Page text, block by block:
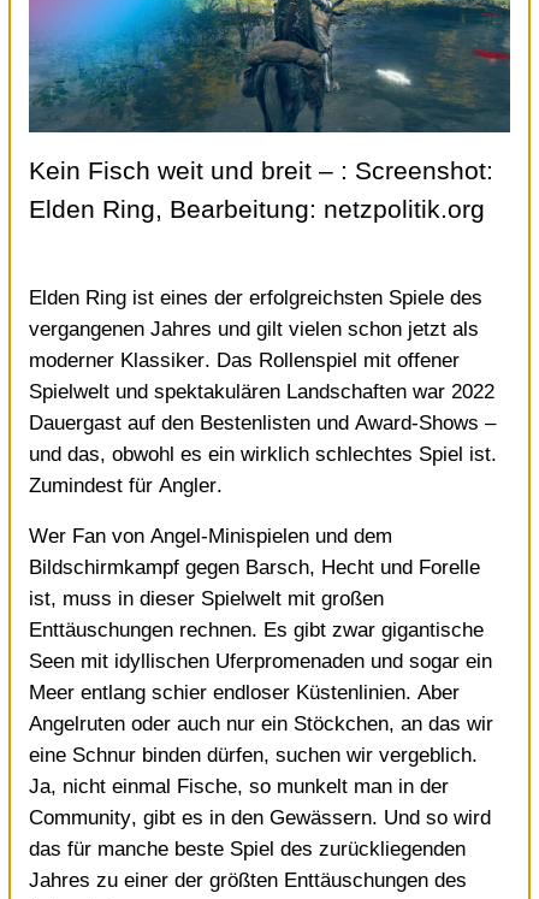
Kein Fisch weit und breit – : Screenshot:
Elden Ring, Bearbeitung: netzpolitik.org
Elden Ring ist eines der erfolgreichsten Spiele des
vergangenen Jahres und gilt vielen schon jetzt als
moderner Klassiker. Das Rollenspiel mit offener
Spielwelt und spektakulären Landschaften war 2022
Dauergast auf den Bestenlisten und Award-Shows –
und das, obwohl es ein wirklich schlechtes Spiel ist.
Zumindest für Angler.
Wer Fan von Angel-Minispielen und dem
Bildschirmkampf gegen Barsch, Hecht und Forelle
ist, muss in dieser Spielwelt mit großen
Enttäuschungen rechnen. Es gibt zwar gigantische
Seen mit idyllischen Uferpromenaden und sogar ein
Meer entlang schier endloser Küstenlinien. Aber
Angelruten oder auch nur ein Stöckchen, an das wir
eine Schnur binden dürfen, suchen wir vergeblich.
Ja, nicht einmal Fische, so munkelt man in der
Community, gibt es in den Gewässern. Und so wird
das für manche beste Spiel des zurückliegenden
Jahres zu einer der größten Enttäuschungen des